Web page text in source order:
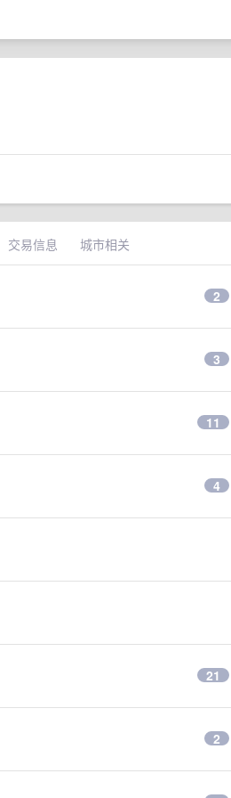
交易信息 城市相关
2
3
11
4
21
2